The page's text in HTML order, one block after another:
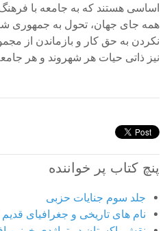
اساسی هستند که به جامعه با فرهنگ
همه جای جهان، تحول به جمهوری
نکردن به حق کار و بازماندن از
نیز ذاتی حیات هر شهروند و هر
پنچ کتاب پر خواننده
جلد سوم جنایات حزبی
نام های تاریخی و جغرافیای قدیم